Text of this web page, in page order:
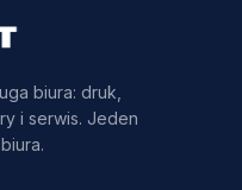
biura: druk,
i serwis. Jeden